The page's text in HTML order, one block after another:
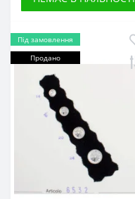
Під замовлення
Продано